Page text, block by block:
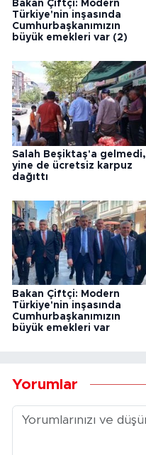
Bakan Çiftçi: Modern
Türkiye'nin inşasında
Cumhurbaşkanımızın
büyük emekleri var (2)
Salah Beşiktaş'a gelmedi,
yine de ücretsiz karpuz
dağıttı
Bakan Çiftçi: Modern
Türkiye'nin inşasında
Cumhurbaşkanımızın
büyük emekleri var
Yorumlar